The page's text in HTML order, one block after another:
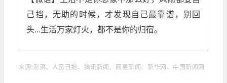
己挡，无助的时候，才发现自己最靠谱，别回
头...生活万家灯火，都不是你的归宿。
来源:澎湃、人民日报、腾讯新闻、网易新闻、新华网、中国新闻网